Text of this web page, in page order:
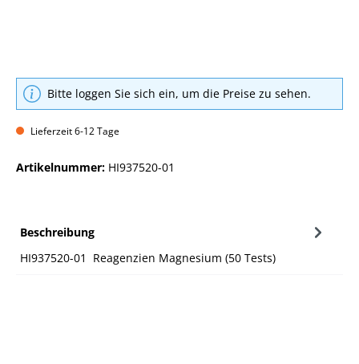
Bitte loggen Sie sich ein, um die Preise zu sehen.
Lieferzeit 6-12 Tage
Artikelnummer: HI937520-01
Beschreibung
HI937520-01 Reagenzien Magnesium (50 Tests)